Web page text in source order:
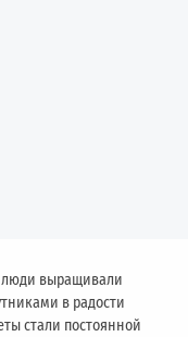
выращивали
в радости
стали постоянной